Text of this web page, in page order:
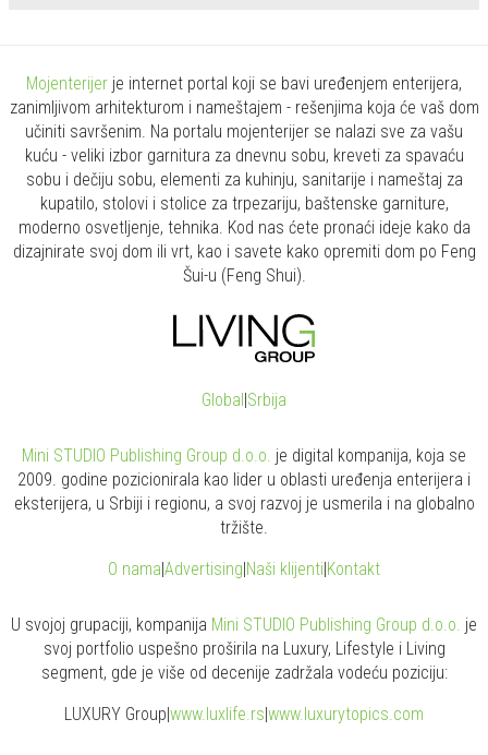
Mojenterijer je internet portal koji se bavi uređenjem enterijera,
zanimljivom arhitekturom i nameštajem - rešenjima koja će vaš dom
učiniti savršenim. Na portalu mojenterijer se nalazi sve za vašu
kuću - veliki izbor garnitura za dnevnu sobu, kreveti za spavaću
sobu i dečiju sobu, elementi za kuhinju, sanitarije i nameštaj za
kupatilo, stolovi i stolice za trpezariju, baštenske garniture,
moderno osvetljenje, tehnika. Kod nas ćete pronaći ideje kako da
dizajnirate svoj dom ili vrt, kao i savete kako opremiti dom po Feng
Šui-u (Feng Shui).
Global|Srbija
Mini STUDIO Publishing Group d.o.o. je digital kompanija, koja se
2009. godine pozicionirala kao lider u oblasti uređenja enterijera i
eksterijera, u Srbiji i regionu, a svoj razvoj je usmerila i na globalno
tržište.
O nama|Advertising|Naši klijenti|Kontakt
U svojoj grupaciji, kompanija Mini STUDIO Publishing Group d.o.o. je
svoj portfolio uspešno proširila na Luxury, Lifestyle i Living
segment, gde je više od decenije zadržala vodeću poziciju:
LUXURY Group|www.luxlife.rs|www.luxurytopics.com